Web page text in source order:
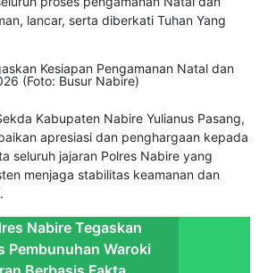
lancar, serta diberkati Tuhan Yang
Kabupaten Nabire Yulianus Pasang,
apresiasi dan penghargaan kepada
seluruh jajaran Polres Nabire yang
menjaga stabilitas keamanan dan
Nabire Tegaskan
Pembunuhan Waroki